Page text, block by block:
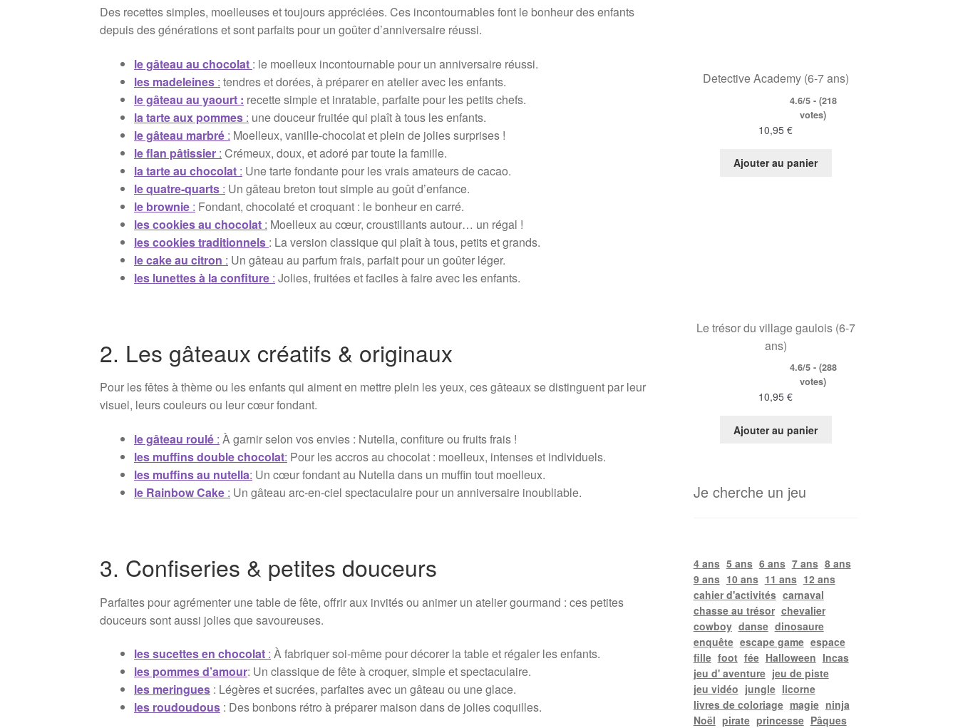
Des recettes simples, moelleuses et toujours appréciées. Ces incontournables font le bonheur des enfants
depuis des générations et sont parfaits pour un goûter d’anniversaire réussi.
le gâteau au chocolat : le moelleux incontournable pour un anniversaire réussi.
les madeleines : tendres et dorées, à préparer en atelier avec les enfants.
le gâteau au yaourt : recette simple et inratable, parfaite pour les petits chefs.
la tarte aux pommes : une douceur fruitée qui plaît à tous les enfants.
le gâteau marbré : Moelleux, vanille-chocolat et plein de jolies surprises !
le flan pâtissier : Crémeux, doux, et adoré par toute la famille.
la tarte au chocolat : Une tarte fondante pour les vrais amateurs de cacao.
le quatre-quarts : Un gâteau breton tout simple au goût d’enfance.
le brownie : Fondant, chocolaté et croquant : le bonheur en carré.
les cookies au chocolat : Moelleux au cœur, croustillants autour… un régal !
les cookies traditionnels : La version classique qui plaît à tous, petits et grands.
le cake au citron : Un gâteau au parfum frais, parfait pour un goûter léger.
les lunettes à la confiture : Jolies, fruitées et faciles à faire avec les enfants.
2. Les gâteaux créatifs & originaux
Pour les fêtes à thème ou les enfants qui aiment en mettre plein les yeux, ces gâteaux se distinguent par leur
visuel, leurs couleurs ou leur cœur fondant.
le gâteau roulé : À garnir selon vos envies : Nutella, confiture ou fruits frais !
les muffins double chocolat: Pour les accros au chocolat : moelleux, intenses et individuels.
les muffins au nutella: Un cœur fondant au Nutella dans un muffin tout moelleux.
le Rainbow Cake : Un gâteau arc-en-ciel spectaculaire pour un anniversaire inoubliable.
3. Confiseries & petites douceurs
Parfaites pour agrémenter une table de fête, offrir aux invités ou animer un atelier gourmand : ces petites
douceurs sont aussi jolies que savoureuses.
les sucettes en chocolat : À fabriquer soi-même pour décorer la table et régaler les enfants.
les pommes d’amour: Un classique de fête à croquer, simple et spectaculaire.
les meringues : Légères et sucrées, parfaites avec un gâteau ou une glace.
les roudoudous : Des bonbons rétro à préparer maison dans de jolies coquilles.
Detective Academy (6-7 ans)
4.6/5 - (218
votes)
10,95€
Ajouter au panier
Le trésor du village gaulois (6-7
ans)
4.6/5 - (288
votes)
10,95€
Ajouter au panier
Je cherche un jeu
4 ans 5 ans 6 ans 7 ans 8 ans
9 ans 10 ans 11 ans 12 ans
cahier d'activités carnaval
chasse au trésor chevalier
cowboy danse dinosaure
enquête escape game espace
fille foot fée Halloween Incas
jeu d' aventure jeu de piste
jeu vidéo jungle licorne
livres de coloriage magie ninja
Noël pirate princesse Pâques